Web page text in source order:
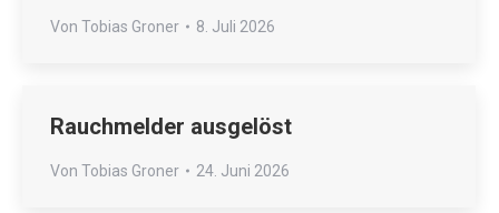
Von Tobias Groner 8. Juli 2026
Rauchmelder ausgelöst
Von Tobias Groner 24. Juni 2026